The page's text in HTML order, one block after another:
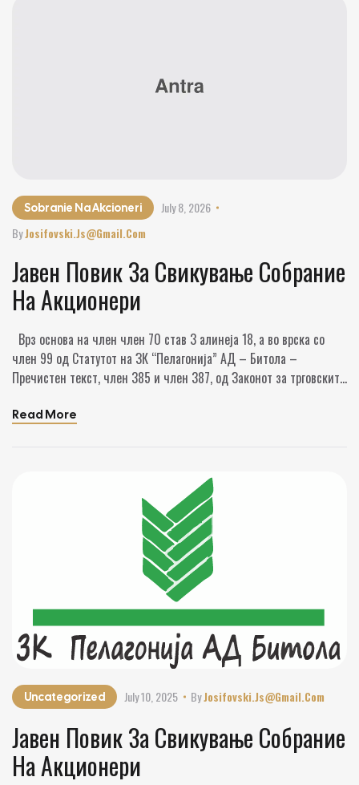
Sobranie Na Akcioneri
ByJosifovski.js@gmail.com
July 8, 2026
Јавен Повик За Свикување Собрание
На Акционери
Врз основа на член член 70 став 3 алинеја 18, а во врска со
член 99 од Статутот на ЗК “Пелагонија” АД – Битола –
Пречистен текст, член 385 и член 387, од Законот за трговските
свикување собрание на акционери Материјали за собраниe
Read More
Uncategorized ByJosifovski.js@gmail.com
July 10, 2025
Јавен Повик За Свикување Собрание
На Акционери